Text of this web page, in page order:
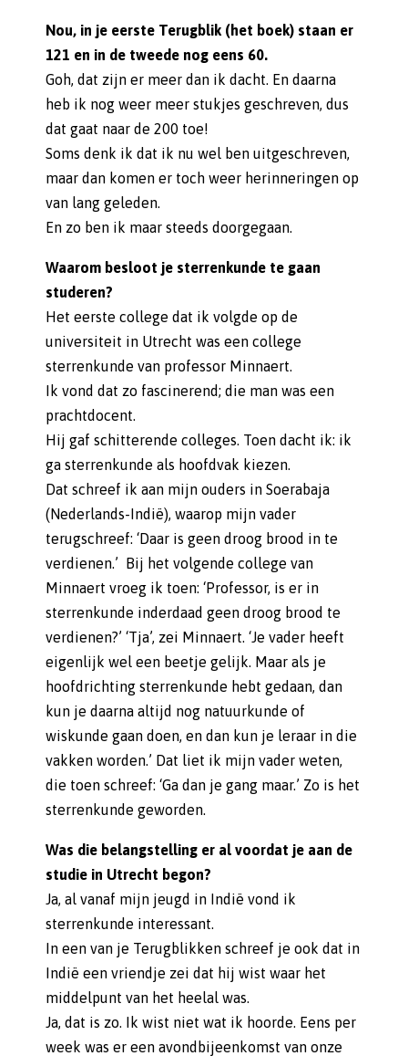
Nou, in je eerste Terugblik (het boek) staan er
121 en in de tweede nog eens 60.
Goh, dat zijn er meer dan ik dacht. En daarna
heb ik nog weer meer stukjes geschreven, dus
dat gaat naar de 200 toe!
Soms denk ik dat ik nu wel ben uitgeschreven,
maar dan komen er toch weer herinneringen op
van lang geleden.
En zo ben ik maar steeds doorgegaan.
Waarom besloot je sterrenkunde te gaan
studeren?
Het eerste college dat ik volgde op de
universiteit in Utrecht was een college
sterrenkunde van professor Minnaert.
Ik vond dat zo fascinerend; die man was een
prachtdocent.
Hij gaf schitterende colleges. Toen dacht ik: ik
ga sterrenkunde als hoofdvak kiezen.
Dat schreef ik aan mijn ouders in Soerabaja
(Nederlands-Indië), waarop mijn vader
terugschreef: ‘Daar is geen droog brood in te
verdienen.’ Bij het volgende college van
Minnaert vroeg ik toen: ‘Professor, is er in
sterrenkunde inderdaad geen droog brood te
verdienen?’ ‘Tja’, zei Minnaert. ‘Je vader heeft
eigenlijk wel een beetje gelijk. Maar als je
hoofdrichting sterrenkunde hebt gedaan, dan
kun je daarna altijd nog natuurkunde of
wiskunde gaan doen, en dan kun je leraar in die
vakken worden.’ Dat liet ik mijn vader weten,
die toen schreef: ‘Ga dan je gang maar.’ Zo is het
sterrenkunde geworden.
Was die belangstelling er al voordat je aan de
studie in Utrecht begon?
Ja, al vanaf mijn jeugd in Indië vond ik
sterrenkunde interessant.
In een van je Terugblikken schreef je ook dat in
Indië een vriendje zei dat hij wist waar het
middelpunt van het heelal was.
Ja, dat is zo. Ik wist niet wat ik hoorde. Eens per
week was er een avondbijeenkomst van onze